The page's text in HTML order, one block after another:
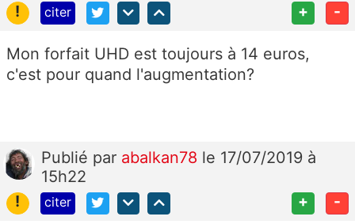
!
citer + -
Mon forfait UHD est toujours à 14 euros,
c'est pour quand l'augmentation?
Publié par abalkan78 le 17/07/2019 à
15h22
!
citer + -